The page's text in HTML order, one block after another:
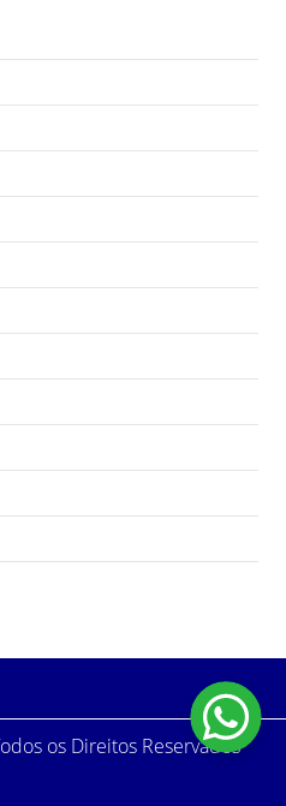
os Direitos Reservados